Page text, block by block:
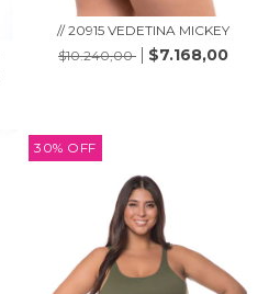
// 20915 VEDETINA MICKEY
$10.240,00
$7.168,00
30% OFF